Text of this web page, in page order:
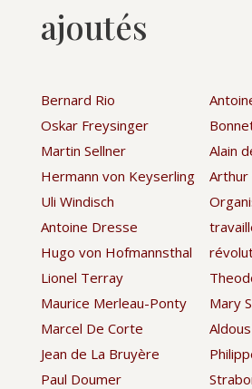
ajoutés
Bernard Rio
Oskar Freysinger
Martin Sellner
Hermann von Keyserling
Uli Windisch
Antoine Dresse
Hugo von Hofmannsthal
Lionel Terray
Maurice Merleau-Ponty
Marcel De Corte
Jean de La Bruyère
Paul Doumer
Alain
Arthur
Mary